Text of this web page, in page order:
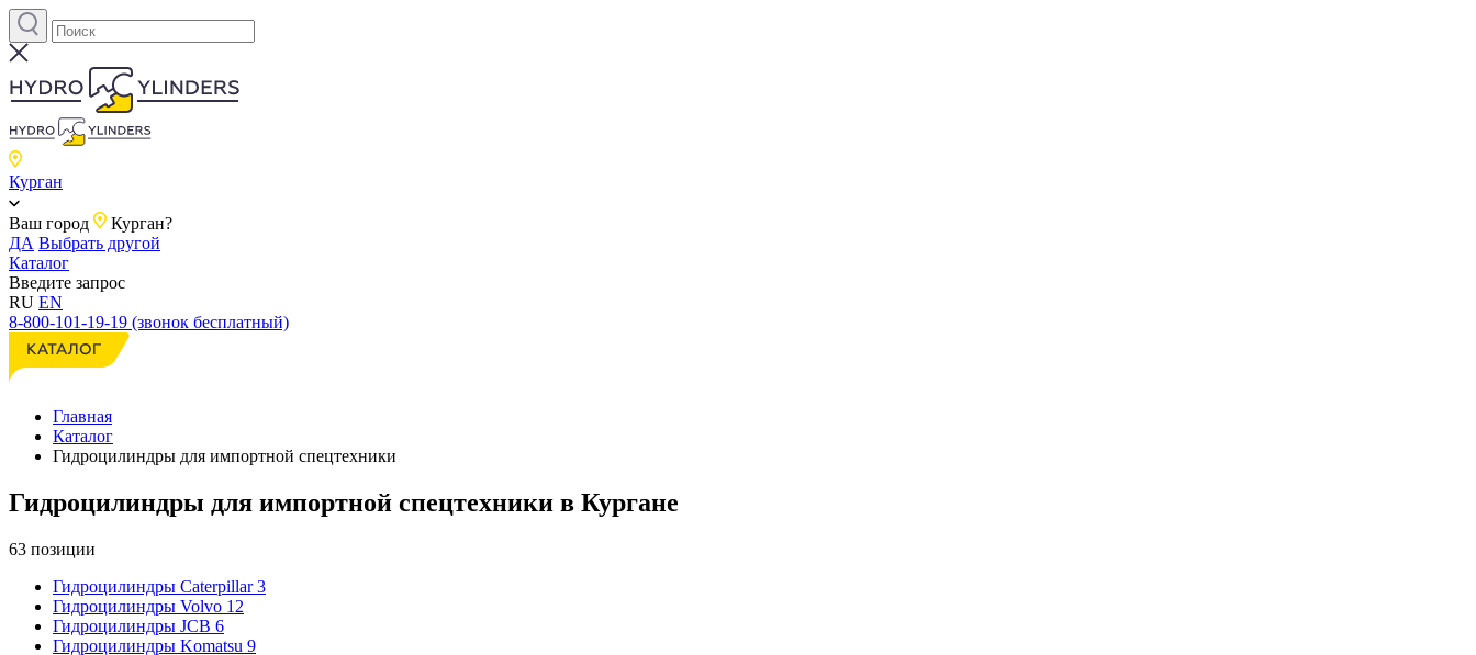
Курган
Ваш город
Курган?
ДА Выбрать другой
Каталог
Введите запрос
RU EN
8-800-101-19-19 (звонок бесплатный)
Главная
Каталог
Гидроцилиндры для импортной спецтехники
Гидроцилиндры для импортной спецтехники в Кургане
63 позиции
Гидроцилиндры Caterpillar3
Гидроцилиндры Volvo 12
Гидроцилиндры JCB 6
Гидроцилиндры Komatsu 9